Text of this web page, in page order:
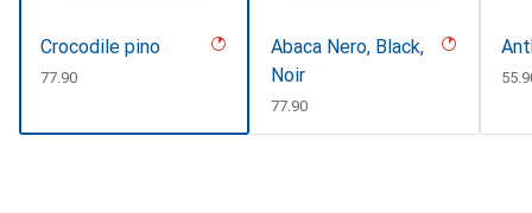
Crocodile pino
CHF
77.90
Abaca Nero, Black,
Noir
CHF
77.90
CHF